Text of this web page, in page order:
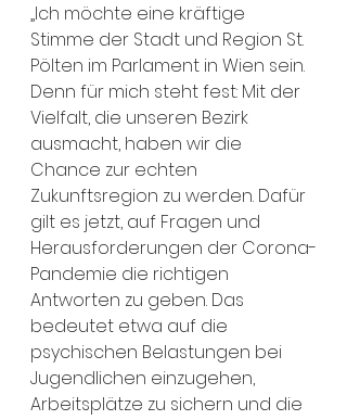
„Ich möchte eine kräftige
Stimme der Stadt und Region St.
Pölten im Parlament in Wien sein.
Denn für mich steht fest: Mit der
Vielfalt, die unseren Bezirk
ausmacht, haben wir die
Chance zur echten
Zukunftsregion zu werden. Dafür
gilt es jetzt, auf Fragen und
Herausforderungen der Corona-
Pandemie die richtigen
Antworten zu geben. Das
bedeutet etwa auf die
psychischen Belastungen bei
Jugendlichen einzugehen,
Arbeitsplätze zu sichern und die